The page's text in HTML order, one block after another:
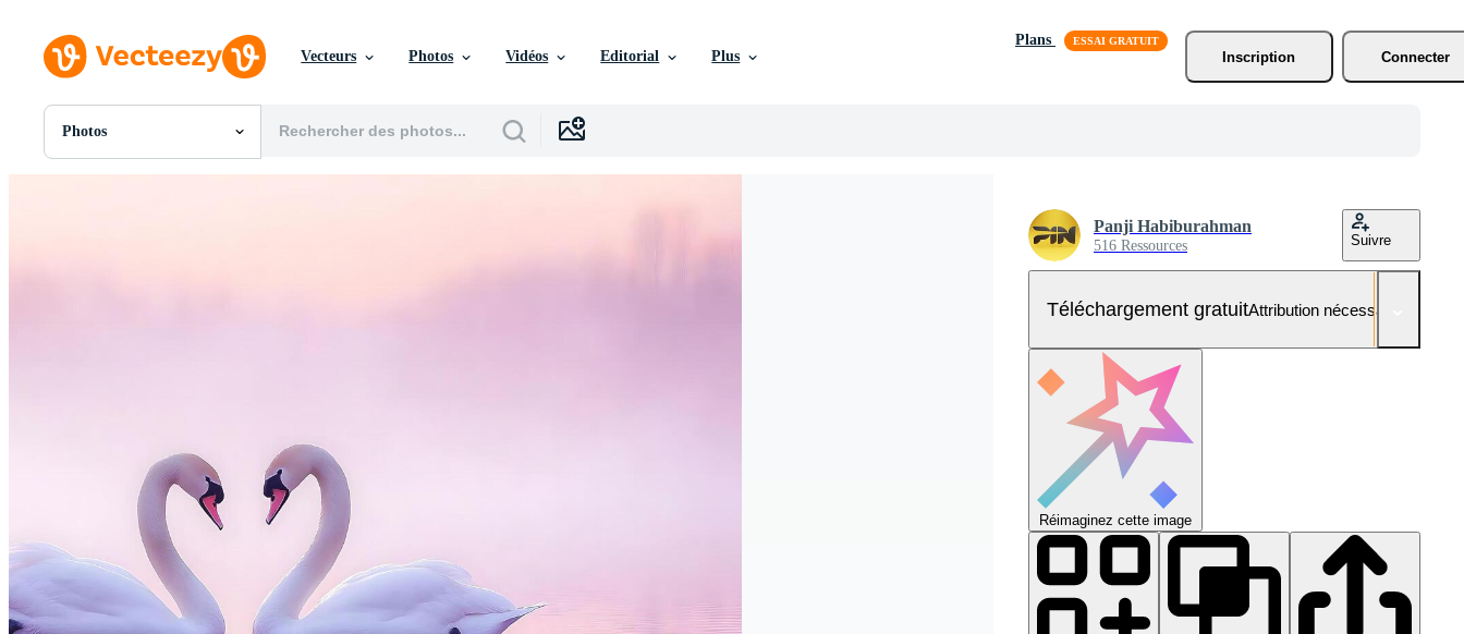
Vecteurs Photos Vidéos Editorial Plus
Plans
Inscription
Connecter
Photos
Toutes Images
Panji Habiburahman
516 Ressources Suivre
Téléchargement gratuitAttribution nécessaire
Réimaginez cette image